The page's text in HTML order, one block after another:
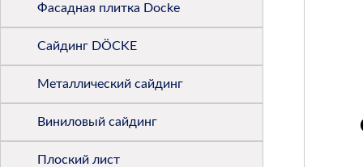
Фасадная плитка Docke
Сайдинг DÖCKE
Металлический сайдинг
Виниловый сайдинг
Плоский лист